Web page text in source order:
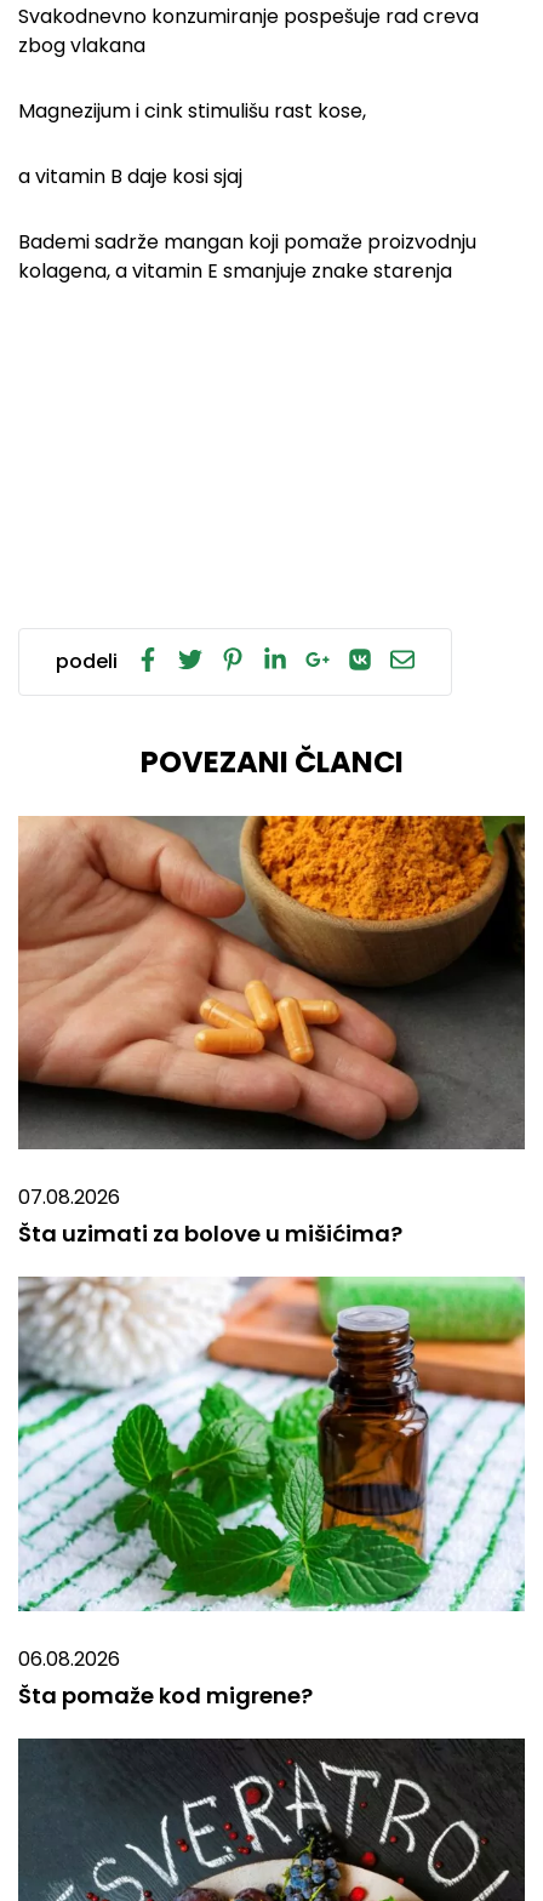
Svakodnevno konzumiranje pospešuje rad creva
zbog vlakana
Magnezijum i cink stimulišu rast kose,
a vitamin B daje kosi sjaj
Bademi sadrže mangan koji pomaže proizvodnju
kolagena, a vitamin E smanjuje znake starenja
podeli
POVEZANI ČLANCI
07.08.2026
Šta uzimati za bolove u mišićima?
06.08.2026
Šta pomaže kod migrene?